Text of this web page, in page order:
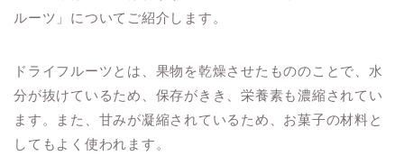
ルーツ」についてご紹介します。
ドライフルーツとは、果物を乾燥させたもののことで、水
分が抜けているため、保存がきき、栄養素も濃縮されてい
ます。また、甘みが凝縮されているため、お菓子の材料と
してもよく使われます。